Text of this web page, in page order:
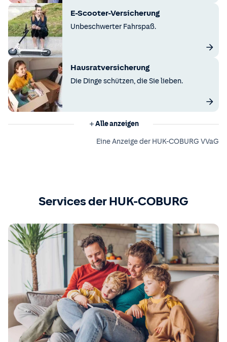
E-Scooter-Versicherung
Unbeschwerter Fahrspaß.
Hausratversicherung
Die Dinge schützen, die Sie lieben.
Alle anzeigen
Eine Anzeige der HUK-COBURG VVaG
Services der HUK-COBURG